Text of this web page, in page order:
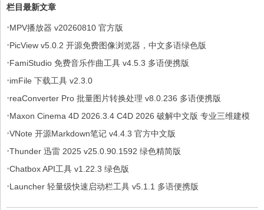
栏目最新文章
·MPV播放器 v20260810 官方版
·PicView v5.0.2 开源免费图像浏览器，中文多语绿色版
·FamiStudio 免费音乐作曲工具 v4.5.3 多语便携版
·imFile 下载工具 v2.3.0
·reaConverter Pro 批量图片转换处理 v8.0.236 多语便携版
·Maxon Cinema 4D 2026.3.4 C4D 2026 破解中文版 专业三维建模
动画与渲染软件（附多个版本）
·VNote 开源Markdown笔记 v4.4.3 官方中文版
·Thunder 迅雷 2025 v25.0.90.1592 绿色精简版
·Chatbox API工具 v1.22.3 绿色版
·Launcher 轻量级快速启动栏工具 v5.1.1 多语便携版